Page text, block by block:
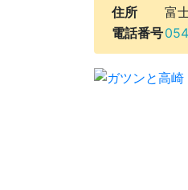
住所
富
電話番号